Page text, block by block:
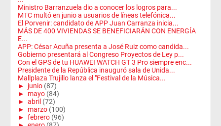
Ministro Barranzuela dio a conocer los logros para...
MTC multó en junio a usuarios de líneas telefónica...
El Porvenir: candidato de APP Juan Carranza inicia...
MÁS DE 400 VIVIENDAS SE BENEFICIARÁN CON ENERGÍA
E...
APP: César Acuña presenta a José Ruiz como candida...
Gobierno presentará al Congreso Proyectos de Ley p...
Con el GPS de tu HUAWEI WATCH GT 3 Pro siempre enc...
Presidente de la República inauguró sala de Unida...
Mallplaza Trujillo lanza el "Festival de la Música...
► junio (87)
► mayo (84)
► abril (72)
► marzo (100)
► febrero (96)